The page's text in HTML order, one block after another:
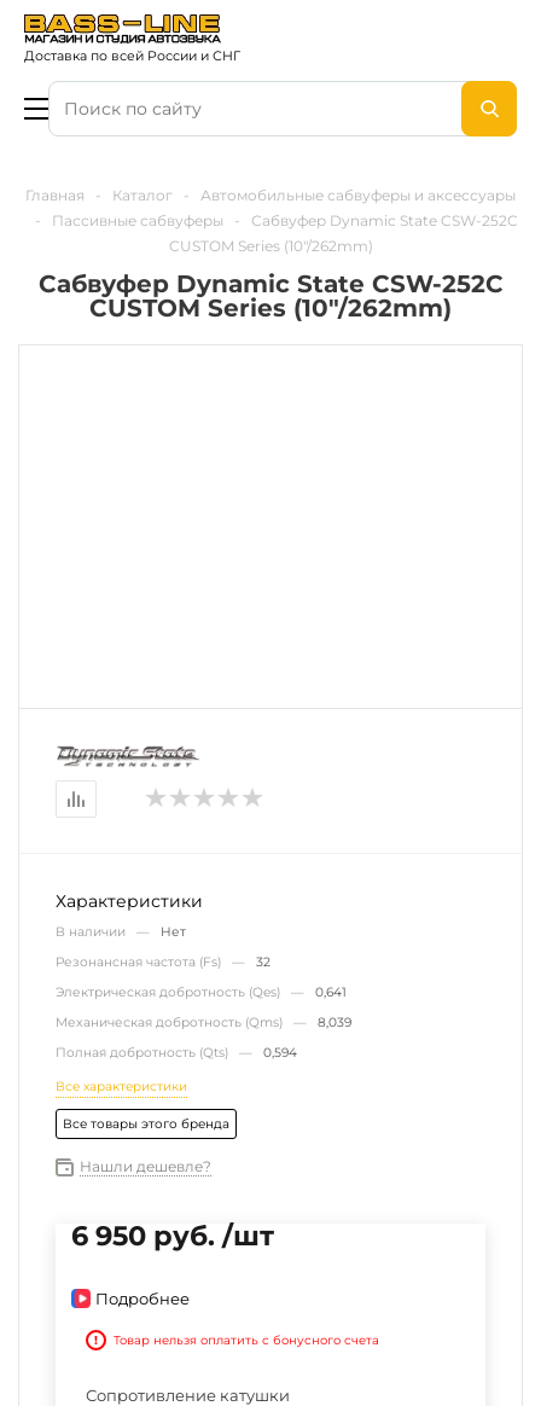
Доставка по всей России и СНГ
Главная - Каталог -
Автомобильные сабвуферы и аксессуары
-
Пассивные сабвуферы -
Сабвуфер Dynamic State CSW-252C
CUSTOM Series (10"/262mm)
Сабвуфер Dynamic State CSW-252C
CUSTOM Series (10"/262mm)
Характеристики
В наличии — Нет
Резонансная частота (Fs) — 32
Электрическая добротность (Qes) — 0,641
Механическая добротность (Qms) — 8,039
Полная добротность (Qts) — 0,594
Все характеристики
Все товары этого бренда
Нашли дешевле?
6 950 руб. /шт
Подробнее
! Товар нельзя оплатить с бонусного счета
Сопротивление катушки